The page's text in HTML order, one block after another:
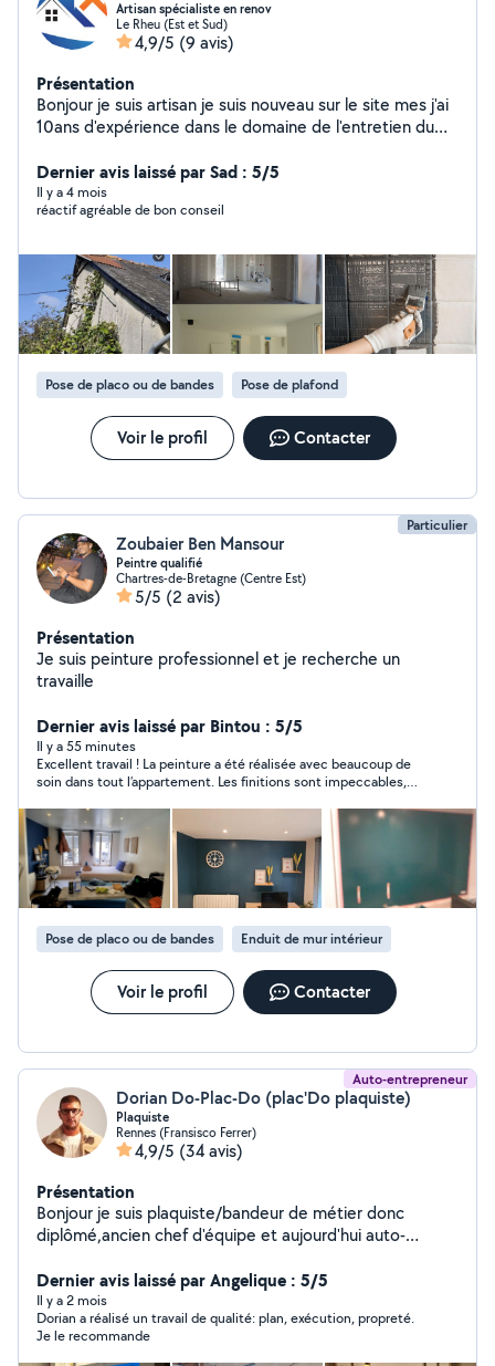
Artisan spécialiste en renov
Le Rheu (Est et Sud)
4,9/5 (9 avis)
Présentation
Bonjour je suis artisan je suis nouveau sur le site mes j'ai
10ans d'expérience dans le domaine de l'entretien du
toiture nettoyage et rénovation de façade et pignon
Nettoyage des gouttières Aussi dans la réparation de
tuile mur Aussi de la rénovation d'intérieur peinture
l'écoute du clien pour des conseil au plaisir de vous
répondre
Dernier avis laissé par Sad : 5/5
Il y a 4 mois
réactif agréable de bon conseil
Pose de placo ou de bandes Pose de plafond
Voir le profil Contacter
Particulier
Zoubaier Ben Mansour
Peintre qualifié
Chartres-de-Bretagne (Centre Est)
5/5 (2 avis)
Présentation
Je suis peinture professionnel et je recherche un
travaille
Dernier avis laissé par Bintou : 5/5
Il y a 55 minutes
Excellent travail ! La peinture a été réalisée avec beaucoup de
soin dans tout l’appartement. Les finitions sont impeccables,
Professionnel, sérieux et efficace, je recommande sans hésiter.
Merci pour ce beau travail !
Pose de placo ou de bandes Enduit de mur intérieur
Voir le profil Contacter
Auto-entrepreneur
Dorian Do-Plac-Do (plac'Do plaquiste)
Plaquiste
Rennes (Fransisco Ferrer)
4,9/5 (34 avis)
Présentation
Bonjour je suis plaquiste/bandeur de métier donc
diplômé,ancien chef d'équipe et aujourd'hui auto-
la rénovation, aménagement de combles, rampant,
l'isolation (laine de bois, verre, roche,...) pose de
menbrane, toute sorte de cloisons, faux plafond, pose
de verrière, meuble tv, mur avec cheminée intégrée,
Dernier avis laissé par Angelique : 5/5
Il y a 2 mois
Dorian a réalisé un travail de qualité: plan, exécution, propreté.
Je le recommande